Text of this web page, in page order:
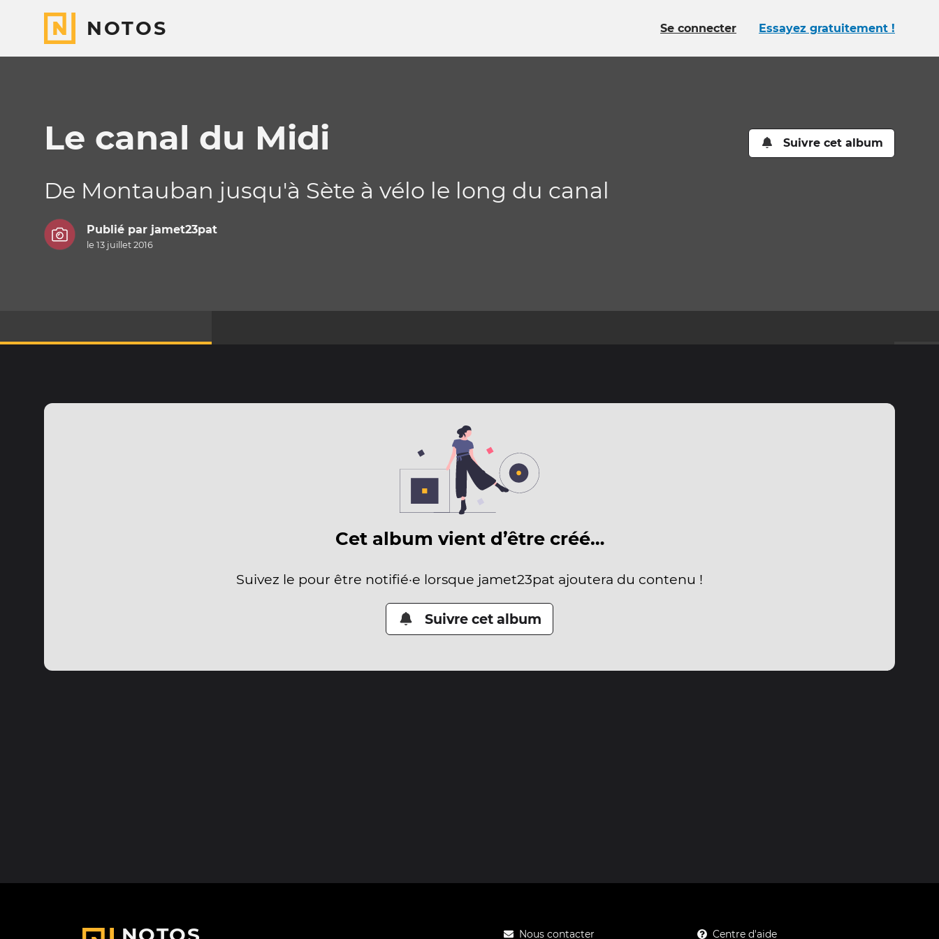
NOTOS Se connecter Essayez gratuitement !
Le canal du Midi Suivre cet album
De Montauban jusqu'à Sète à vélo le long du canal
Publié par jamet23pat
le 13 juillet 2016
Cet album vient d’être créé…
Suivez le pour être notifié·e lorsque jamet23pat ajoutera du contenu !
Suivre cet album
Nous contacter Centre d'aide